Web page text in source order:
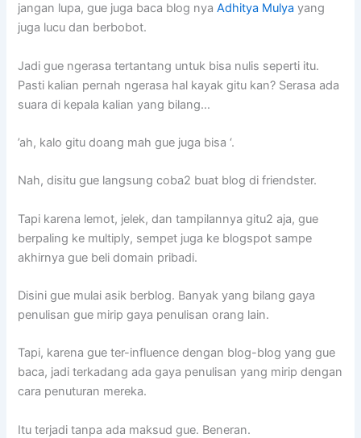
jangan lupa, gue juga baca blog nyaAdhitya Mulya yang
juga lucu dan berbobot.
Jadi gue ngerasa tertantang untuk bisa nulis seperti itu.
Pasti kalian pernah ngerasa hal kayak gitu kan? Serasa ada
suara di kepala kalian yang bilang…
’ah, kalo gitu doang mah gue juga bisa ‘.
Nah, disitu gue langsung coba2 buat blog di friendster.
Tapi karena lemot, jelek, dan tampilannya gitu2 aja, gue
berpaling ke multiply, sempet juga ke blogspot sampe
akhirnya gue beli domain pribadi.
Disini gue mulai asik berblog. Banyak yang bilang gaya
penulisan gue mirip gaya penulisan orang lain.
Tapi, karena gue ter-influence dengan blog-blog yang gue
baca, jadi terkadang ada gaya penulisan yang mirip dengan
cara penuturan mereka.
Itu terjadi tanpa ada maksud gue. Beneran.